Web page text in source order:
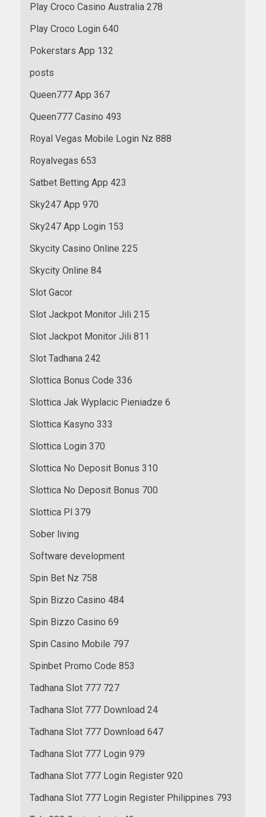
Play Croco Casino Australia 278
Play Croco Login 640
Pokerstars App 132
posts
Queen777 App 367
Queen777 Casino 493
Royal Vegas Mobile Login Nz 888
Royalvegas 653
Satbet Betting App 423
Sky247 App 970
Sky247 App Login 153
Skycity Casino Online 225
Skycity Online 84
Slot Gacor
Slot Jackpot Monitor Jili 215
Slot Jackpot Monitor Jili 811
Slot Tadhana 242
Slottica Bonus Code 336
Slottica Jak Wyplacic Pieniadze 6
Slottica Kasyno 333
Slottica Login 370
Slottica No Deposit Bonus 310
Slottica No Deposit Bonus 700
Slottica Pl 379
Sober living
Software development
Spin Bet Nz 758
Spin Bizzo Casino 484
Spin Bizzo Casino 69
Spin Casino Mobile 797
Spinbet Promo Code 853
Tadhana Slot 777 727
Tadhana Slot 777 Download 24
Tadhana Slot 777 Download 647
Tadhana Slot 777 Login 979
Tadhana Slot 777 Login Register 920
Tadhana Slot 777 Login Register Philippines 793